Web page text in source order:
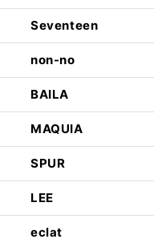
Seventeen
non-no
BAILA
MAQUIA
SPUR
LEE
eclat